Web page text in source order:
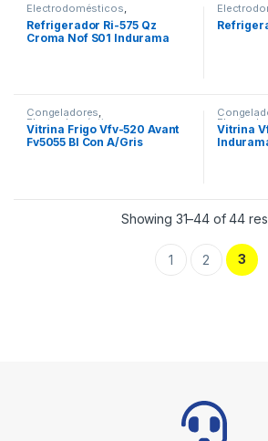
Electrodomésticos
Refrigeradoras
Refrigerador Ri-575 Qz
Croma Nof S01 Indurama
Congeladores,
Electrodomésticos
Vitrina Frigo Vfv-520 Avant
Fv5055 Bl Con A/Gris
Vitrina
Showing 31–44 of 44
1 2 3